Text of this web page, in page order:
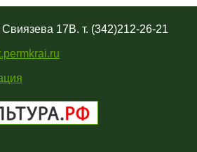
17В. т. (342)212-26-21